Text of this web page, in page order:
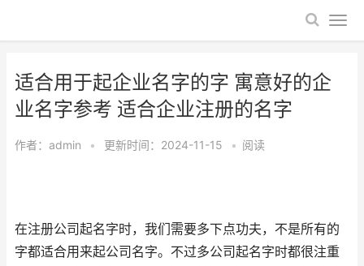
适合用于起企业名字的字 寓意好的企
业名字参考 适合企业注册的名字
作者： admin • 更新时间：2024-11-15 • 阅读
在注册公司起名字时，我们需要多下点功夫，不是所有的
字都适合用来起公司名字。不过多公司起名字时都很注重